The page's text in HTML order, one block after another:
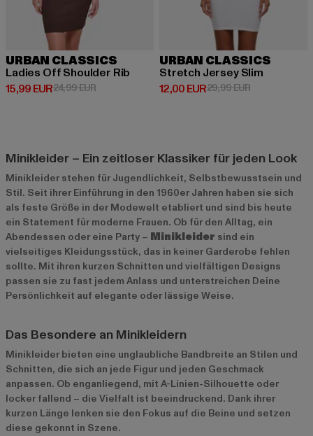
URBAN CLASSICS
Ladies Off Shoulder Rib
15,99 EUR
Derzeitiger Preis: 15,99 EUR
24,99 EURAktionspreis: 24,99 EUR
URBAN CLASSICS
Stretch Jersey Slim
12,00 EUR
Derzeitiger Preis: 12,00 EUR
29,99 EURAktionspreis:
Minikleider – Ein zeitloser Klassiker für jeden Look
Minikleider stehen für Jugendlichkeit, Selbstbewusstsein und
Stil. Seit ihrer Einführung in den 1960er Jahren haben sie sich
als feste Größe in der Modewelt etabliert und sind bis heute
ein Statement für moderne Frauen. Ob für den Alltag, ein
Abendessen oder eine Party – Minikleider sind ein
vielseitiges Kleidungsstück, das in keiner Garderobe fehlen
sollte. Mit ihren kurzen Schnitten und vielfältigen Designs
passen sie zu fast jedem Anlass und unterstreichen Deine
Persönlichkeit auf elegante oder lässige Weise.
Das Besondere an Minikleidern
Minikleider bieten eine unglaubliche Bandbreite an Stilen und
Schnitten, die sich an jede Figur und jeden Geschmack
anpassen. Ob enganliegend, mit A-Linien-Silhouette oder
locker fallend – die Vielfalt ist beeindruckend. Dank ihrer
kurzen Länge lenken sie den Fokus auf die Beine und setzen
diese gekonnt in Szene.